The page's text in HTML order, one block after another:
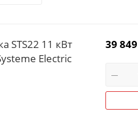
STS22 11 кВт
Electric
39 849